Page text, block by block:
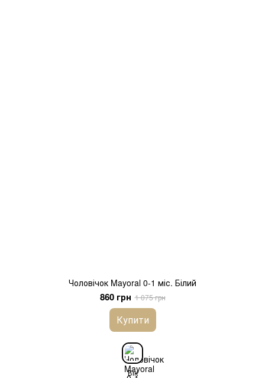
Чоловічок Mayoral 0-1 міс. Білий
860 грн 1 075 грн
Купити
Вік